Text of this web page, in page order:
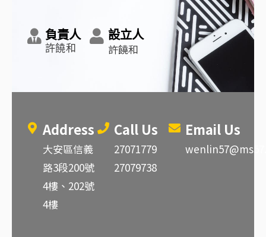
負責人
許饒和
設立人
許饒和
Address
大安區信義
路3段200號
4樓、202號
4樓
Call Us
27071779
27079738
Email Us